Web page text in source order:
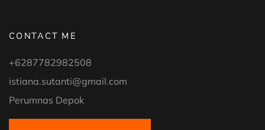
CONTACT ME
+6287782982508
istiana.sutanti@gmail.com
Perumnas Depok